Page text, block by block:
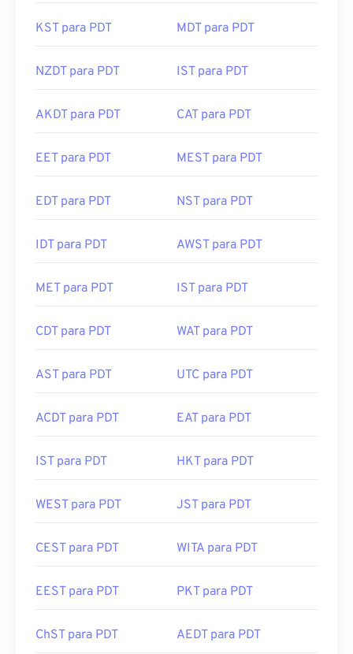
KST para PDT MDT para PDT
NZDT para PDT IST para PDT
AKDT para PDT CAT para PDT
EET para PDT MEST para PDT
EDT para PDT NST para PDT
IDT para PDT AWST para PDT
MET para PDT IST para PDT
CDT para PDT WAT para PDT
AST para PDT UTC para PDT
ACDT para PDT EAT para PDT
IST para PDT HKT para PDT
WEST para PDT JST para PDT
CEST para PDT WITA para PDT
EEST para PDT PKT para PDT
ChST para PDT AEDT para PDT